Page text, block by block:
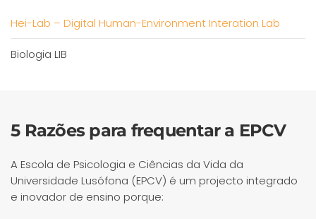
Hei-Lab – Digital Human-Environment Interation Lab
Biologia LIB
5 Razões para frequentar a EPCV
A Escola de Psicologia e Ciências da Vida da
Universidade Lusófona (EPCV) é um projecto integrado
e inovador de ensino porque: